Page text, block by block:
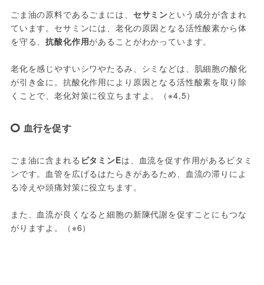
ごま油の原料であるごまには、 セサミンという成分が含まれ
ています。セサミンには、老化の原因となる活性酸素から体
を守る、抗酸化作用があることがわかっています。
老化を感じやすいシワやたるみ、シミなどは、肌細胞の酸化
が引き金に。抗酸化作用により原因となる活性酸素を取り除
くことで、老化対策に役立ちますよ。（※4,5）
血行を促す
ごま油に含まれる ビタミンEは、血流を促す作用があるビタミ
ンです。血管を広げるはたらきがあるため、血流の滞りによ
る冷えや頭痛対策に役立ちます。
また、血流が良くなると細胞の新陳代謝を促すことにもつな
がりますよ。（※6）